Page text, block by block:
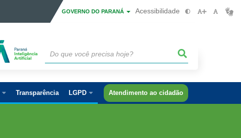
GOVERNO DO PARANÁ Acessibilidade
Transparência LGPD Atendimento ao cidadão